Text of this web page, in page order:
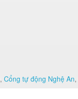
, Cổng tự động Nghệ An,